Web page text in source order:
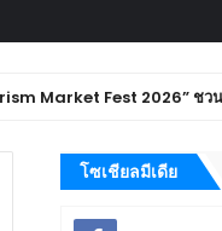
2026” ชวนชิม ช้อป ของ
โซเชียลมีเดีย